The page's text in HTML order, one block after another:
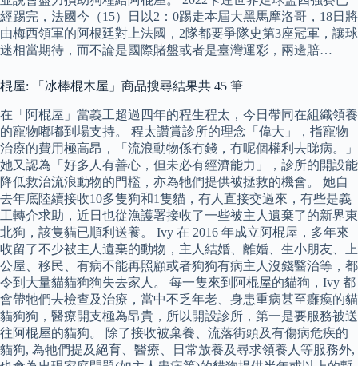
經踢完，法國今（15）日以2：0踢走本屆大黑馬摩洛哥，18日將
由梅西領軍的阿根廷對上法國，2隊都要爭隊史第3座冠軍，讓球
迷相當期待，而不論是國際賭盤或者是臺灣運彩，兩邊賠…
棍屋: 「冰棒棍木屋」商品搜尋結果共 45 筆
在「阿棍屋」當義工超過四年的程生程太，今日帶同在組織領養
的寵物嘟嘟到場支持。 程太讚賞診所的理念「偉大」，指寵物
治療的費用極高昂，「流浪動物係冇錢，冇呢個權利去睇病。」
她又認為「好多人有善心，但未必有經濟能力」，診所的開設能
降低救治流浪動物的門檻，亦為牠們提供被拯救的機會。 她自
去年底陸續接收10多隻狗和1隻貓，有人直接交過來，有些是義
工轉介求助，近日也從漁護署接收了一些被主人遺棄了的新界東
北狗，該隻貓已順利送養。 Ivy 在 2016 年成立阿棍屋，多年來
收留了不少被主人遺棄的動物，主人結婚、離婚、生小朋友、上
公屋、移民、有病不能再照顧或者狗狗有病主人沒錢醫治等，都
令到大量貓貓狗狗失去家人。 每一隻來到阿棍屋的貓狗，Ivy 都
會帶牠們去檢查及治療，當中不乏年老、身患重病甚至癱瘓的貓
貓狗狗，醫療開支極為昂貴，所以開設診所，第一是要服務被送
往阿棍屋的貓狗。 除了接收被棄養、流落街頭及有傷病危疾的
貓狗, 為牠們提及絕育、醫療、日常放養及尋求領養人等服務外,